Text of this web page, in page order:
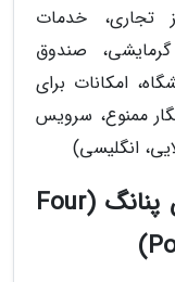
تجاری، خدمات
صندوق
امکانات برای
ممنوع، سرویس
انگلیسی)
هتل فور پوینت بای شرایتون پنانگ (Four